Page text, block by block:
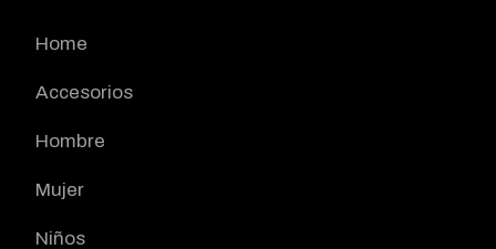
Home
Accesorios
Hombre
Mujer
Niños